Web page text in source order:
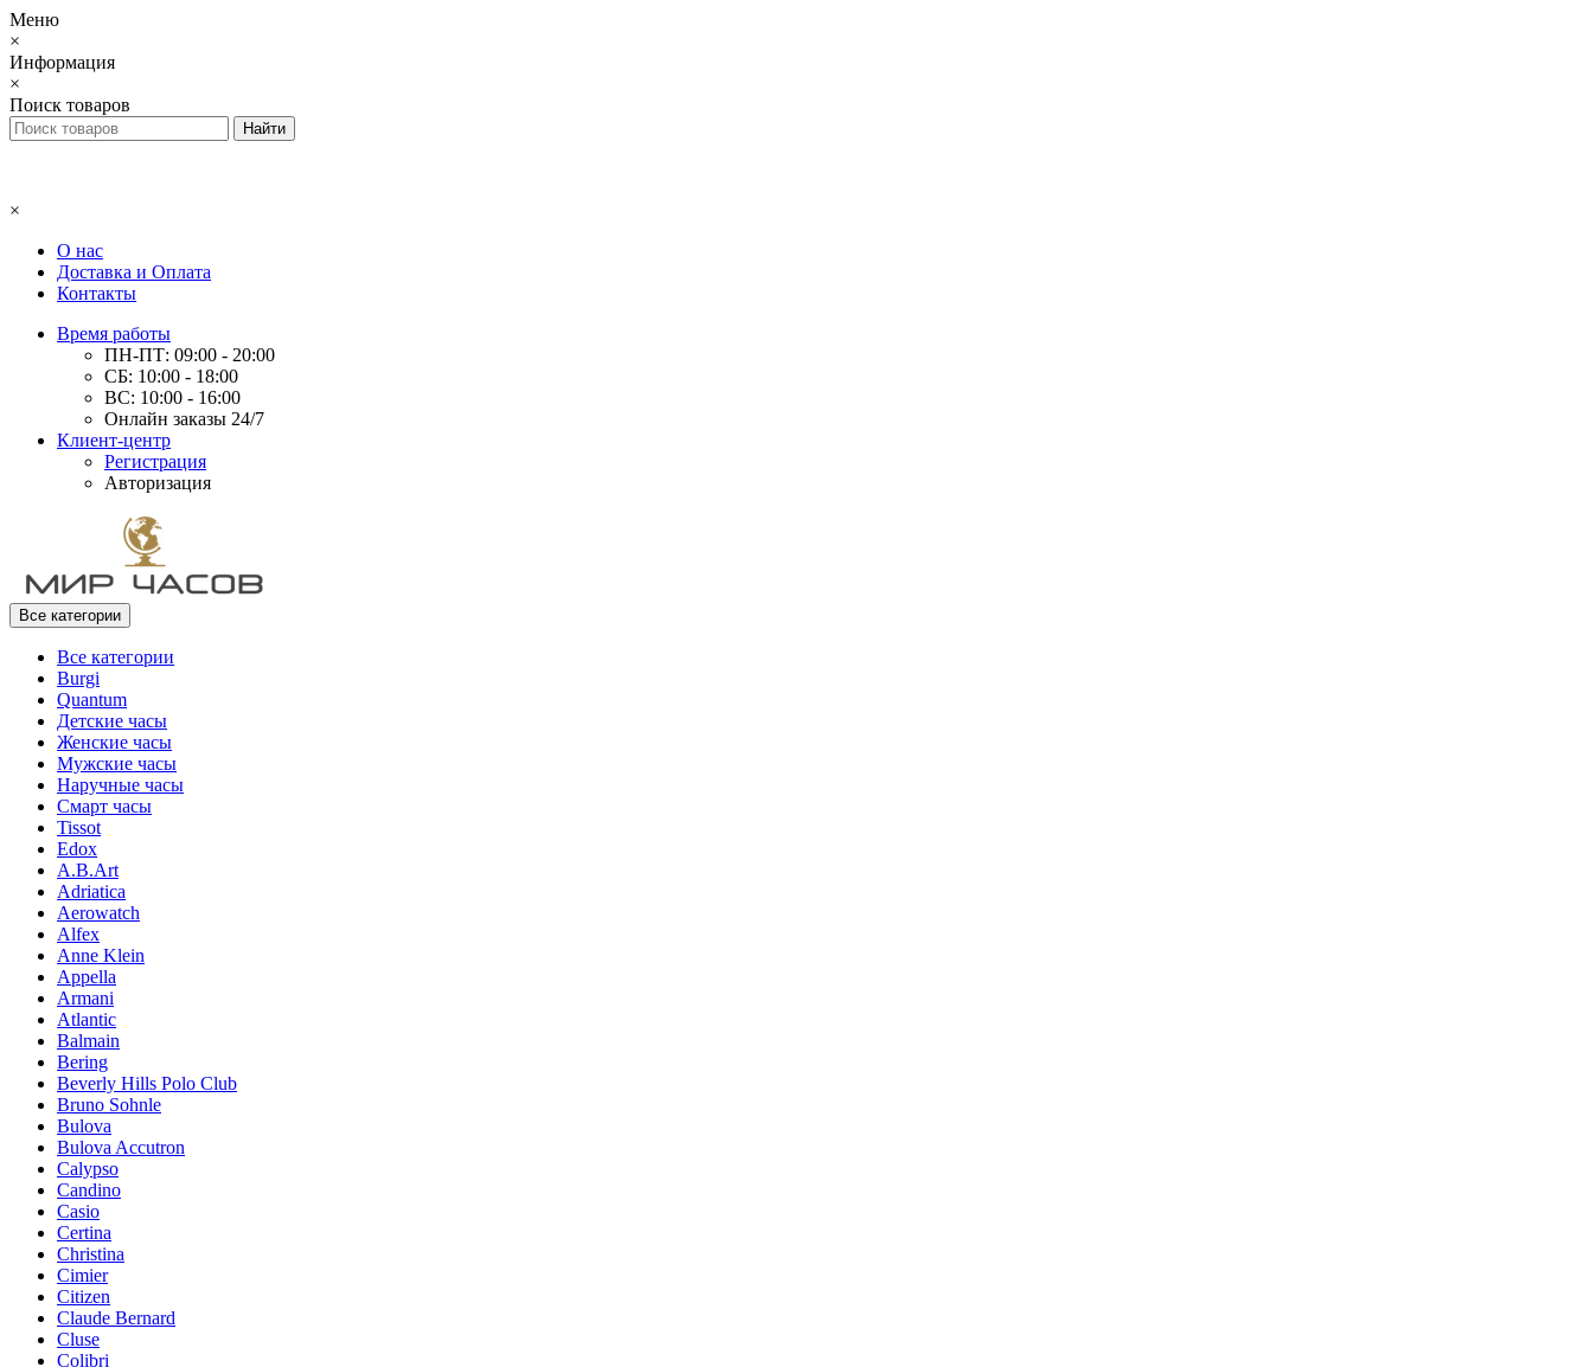
Меню
×
Информация
×
Поиск товаров
×
О нас
Доставка и Оплата
Контакты
Время работы
ПН-ПТ: 09:00 - 20:00
СБ: 10:00 - 18:00
ВС: 10:00 - 16:00
Онлайн заказы 24/7
Клиент-центр
Регистрация
Авторизация
Все категории
Все категории
Burgi
Quantum
Детские часы
Женские часы
Мужские часы
Наручные часы
Смарт часы
Tissot
Edox
A.B.Art
Adriatica
Aerowatch
Alfex
Anne Klein
Appella
Armani
Atlantic
Balmain
Bering
Beverly Hills Polo Club
Bruno Sohnle
Bulova
Bulova Accutron
Calypso
Candino
Casio
Certina
Christina
Cimier
Citizen
Claude Bernard
Cluse
Colibri